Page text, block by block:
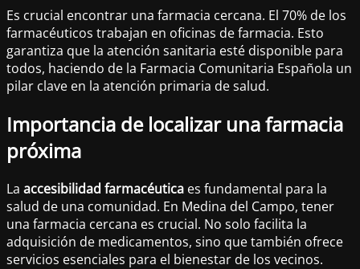
Es crucial encontrar una farmacia cercana. El 70% de los
farmacéuticos trabajan en oficinas de farmacia. Esto
garantiza que la atención sanitaria esté disponible para
todos, haciendo de la Farmacia Comunitaria Española un
pilar clave en la atención primaria de salud.
Importancia de localizar una farmacia
próxima
La accesibilidad farmacéutica es fundamental para la
salud de una comunidad. En Medina del Campo, tener
una farmacia cercana es crucial. No solo facilita la
adquisición de medicamentos, sino que también ofrece
servicios esenciales para el bienestar de los vecinos.